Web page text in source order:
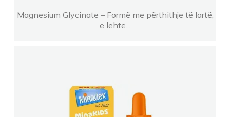
Magnesium Glycinate – Formë me përthithje të lartë,
e lehtë...